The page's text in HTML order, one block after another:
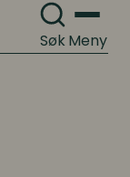
SøkMeny